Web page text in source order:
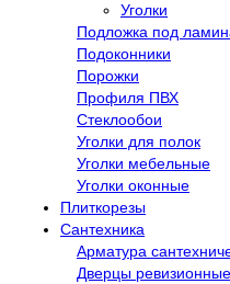
Уголки
Подложка под
Подоконники
Порожки
Профиля ПВХ
Стеклообои
Уголки для полок
Уголки мебельные
Уголки оконные
Плиткорезы
Сантехника
Арматура
Дверцы ревизионные